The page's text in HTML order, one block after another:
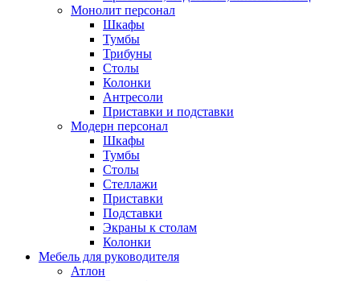
Монолит персонал
Шкафы
Тумбы
Трибуны
Столы
Колонки
Антресоли
Приставки и подставки
Модерн персонал
Шкафы
Тумбы
Столы
Стеллажи
Приставки
Подставки
Экраны к столам
Колонки
Мебель для руководителя
Атлон